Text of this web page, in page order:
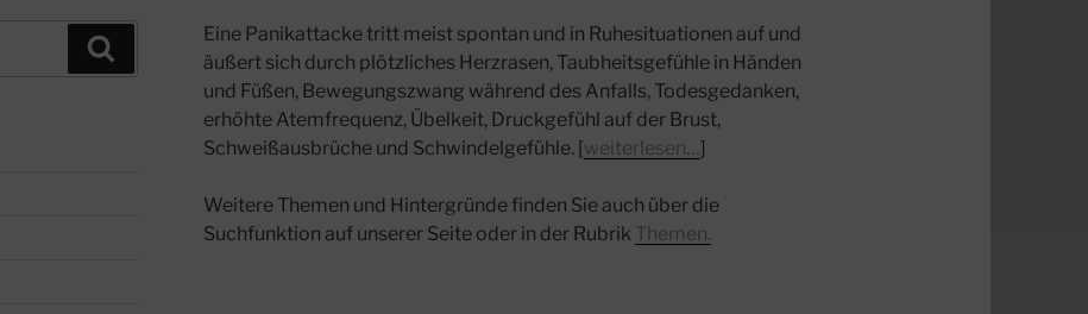
Eine Panikattacke tritt meist spontan und in Ruhesituationen auf und
äußert sich durch plötzliches Herzrasen, Taubheitsgefühle in Händen
und Füßen, Bewegungszwang während des Anfalls, Todesgedanken,
erhöhte Atemfrequenz, Übelkeit, Druckgefühl auf der Brust,
Schweißausbrüche und Schwindelgefühle. [weiterlesen…]
Weitere Themen und Hintergründe finden Sie auch über die
Suchfunktion auf unserer Seite oder in der Rubrik Themen.